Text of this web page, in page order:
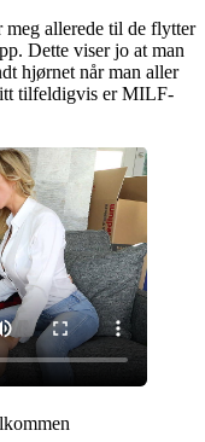
allerede til de flytter
Dette viser jo at man
hjørnet når man aller
tilfeldigvis er MILF-